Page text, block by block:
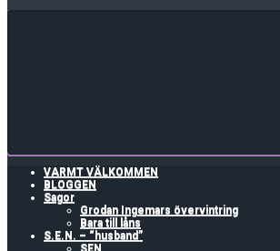
VARMT VÄLKOMMEN
BLOGGEN
Sagor
Grodan Ingemars övervintring
Bara till låns
S.E.N. – “husband”
SEN